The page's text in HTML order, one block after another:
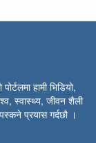
हामी भिडियो,
स्वास्थ्य, जीवन शैली
प्रयास गर्दछौ ।